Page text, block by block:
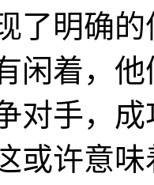
了明确
闲着，
对手，
或许意